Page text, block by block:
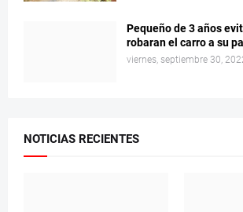
Pequeño de 3 años
robaran el carro a su
viernes, septiembre 30,
NOTICIAS RECIENTES